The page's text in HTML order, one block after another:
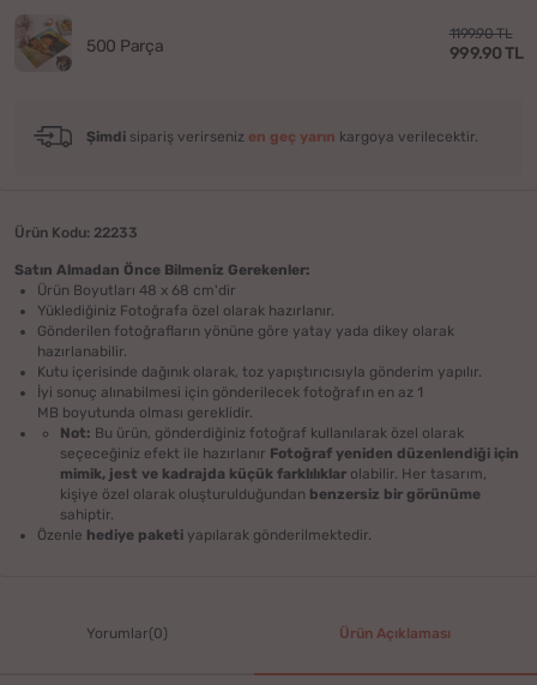
500 Parça
1199.90 TL
999.90 TL
Şimdi sipariş verirseniz en geç yarın kargoya verilecektir.
Ürün Kodu: 22233
Satın Almadan Önce Bilmeniz Gerekenler:
Ürün Boyutları 48 x 68 cm'dir
Yüklediğiniz Fotoğrafa özel olarak hazırlanır.
Gönderilen fotoğrafların yönüne göre yatay yada dikey olarak
hazırlanabilir.
Kutu içerisinde dağınık olarak, toz yapıştırıcısıyla gönderim yapılır.
İyi sonuç alınabilmesi için gönderilecek fotoğrafın en az 1
MB boyutunda olması gereklidir.
Not: Bu ürün, gönderdiğiniz fotoğraf kullanılarak özel olarak
seçeceğiniz efekt ile hazırlanır Fotoğraf yeniden düzenlendiği için
mimik, jest ve kadrajda küçük farklılıklar olabilir. Her tasarım,
kişiye özel olarak oluşturulduğundan benzersiz bir görünüme
sahiptir.
Özenle hediye paketi yapılarak gönderilmektedir.
Yorumlar(0) Ürün Açıklaması